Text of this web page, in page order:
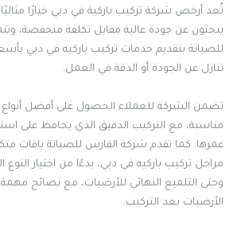
تُعد أرخص شركة تركيب باركية في دبي خيارًا مثاليًا
يبحثون عن جودة عالية مقابل تكلفة منخفضة،
للصيانة بتقديم خدمات تركيب باركيه في دبي
تنازل عن الجودة أو الدقة في العمل.
تضمن الشركة للعملاء الحصول على أفضل أنواع
مناسبة، مع التركيب الدقيق الذي يحافظ على
عمرها. كما تقدم شركة الفارس للصيانة باقات
مراحل تركيب باركيه في دبي، بدءًا من اختيار
وحتى التلميع النهائي للأرضيات، مع نصائح
الأرضيات بعد التركيب.